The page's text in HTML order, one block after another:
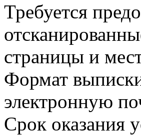
Требуется
страницы и
Формат
электронную
Срок оказания